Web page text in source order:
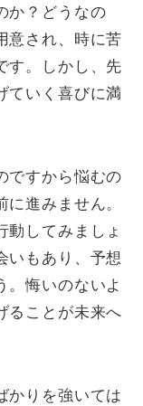
か？どうなの
意され、時に苦
す。しかし、先
ていく喜びに満
ですから悩むの
進みません。
動してみましょ
いもあり、予想
。悔いのないよ
ることが未来へ
かりを強いては